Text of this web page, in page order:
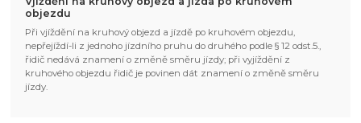
objezdu
Při vjíždění na kruhový objezd a jízdě po kruhovém objezdu,
nepřejíždí-li z jednoho jízdního pruhu do druhého podle § 12 odst.5.,
řidič nedává znamení o změně směru jízdy; při vyjíždění z
kruhového objezdu řidič je povinen dát znamení o změně směru
jízdy.